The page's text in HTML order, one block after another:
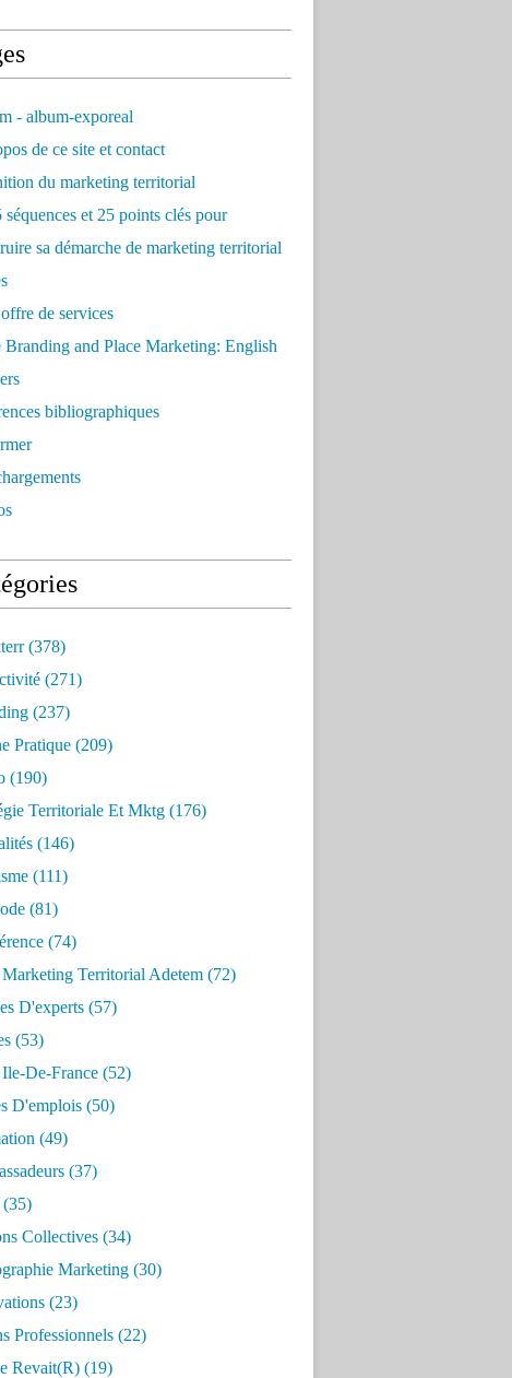
- album-exporeal
de ce site et contact
du marketing territorial
séquences et 25 points clés pour
sa démarche de marketing territorial
de services
Branding and Place Marketing: English
bibliographiques
(378)
(271)
(237)
Pratique (209)
(190)
Territoriale Et Mktg (176)
(146)
(111)
(81)
(74)
Territorial Adetem (72)
D'experts (57)
(53)
De-France (52)
D'emplois (50)
(49)
(37)
(35)
Collectives (34)
Marketing (30)
(23)
Professionnels (22)
Revait(r) (19)